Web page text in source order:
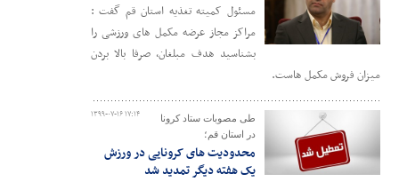
مسئول کمیته تغذیه استان قم گفت :
مراکز مجاز عرضه مکمل های ورزشی را
بشناسید هدف مبلغان، صرفا بالا بردن
میزان فروش مکمل هاست.
۱۳۹۹-۰۷-۱۶ ۱۷:۱۴
طی مصوبات ستاد کرونا
در استان قم؛
محدودیت های کرونایی در ورزش
یک هفته دیگر تمدید شد